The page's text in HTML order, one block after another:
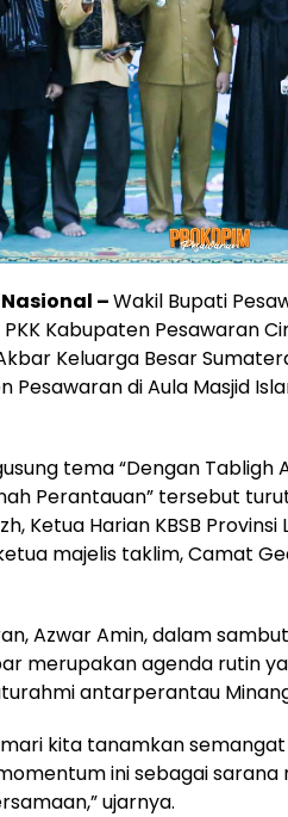
–Wakil Bupati
Kabupaten Pesawaran
Keluarga Besar
Pesawaran di Aula Masjid
tema “Dengan Tabligh
Perantauan” tersebut
Ketua Harian KBSB
majelis taklim, Camat
Azwar Amin, dalam
merupakan agenda rutin
antarperantau
mari kita tanamkan
ini sebagai
ujarnya.